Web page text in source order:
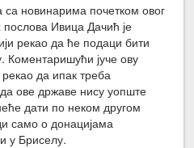
новинарима почетком овог
Ивица Дачић је
рекао да ће подаци бити
Коментаришући јуче ову
да ипак треба
ове државе нису уопште
дати по неком другом
само о донацијама
у Бриселу.